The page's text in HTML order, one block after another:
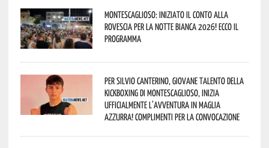
Montescaglioso: iniziato il conto alla
rovescia per la Notte Bianca 2026! Ecco il
programma
Per Silvio Canterino, giovane talento della
kickboxing di Montescaglioso, inizia
ufficialmente l’avventura in maglia
azzurra! Complimenti per la convocazione